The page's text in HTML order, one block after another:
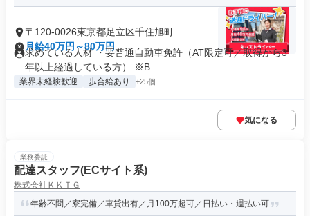
〒120-0026東京都足立区千住旭町
月給40万円～80万円
求めている人材 ・要普通自動車免許（AT限定可／取得から3
年以上経過している方） ※B...
業界未経験歓迎 歩合給あり +25個
気になる
業務委託
配達スタッフ(ECサイト系)
株式会社ＫＫＴＧ
年齢不問／寮完備／車貸出有／月100万超可／日払い・週払い可